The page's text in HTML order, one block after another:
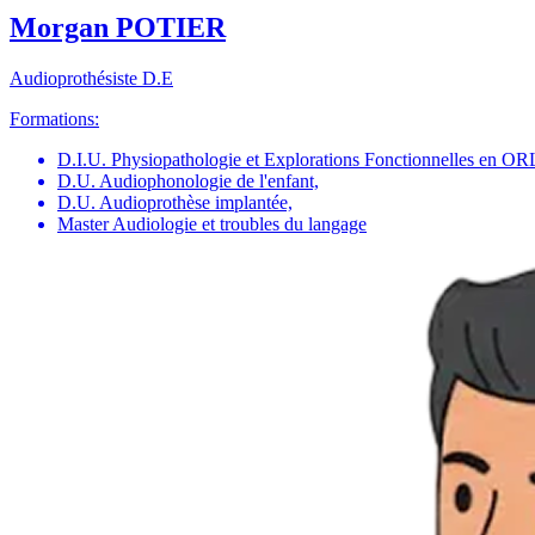
Morgan POTIER
Audioprothésiste D.E
Formations:
D.I.U. Physiopathologie et Explorations Fonctionnelles en
D.U. Audiophonologie de l'enfant,
D.U. Audioprothèse implantée,
Master Audiologie et troubles du langage